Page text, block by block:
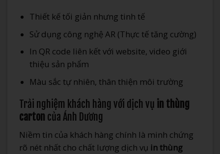
Thiết kế tối giản nhưng tinh tế
Sử dụng công nghệ AR (Thực tế tăng cường)
In QR code liên kết với website, video giới
thiệu sản phẩm
Màu sắc tự nhiên, thân thiện môi trường
Trải nghiệm khách hàng với dịch vụ in thùng
carton của Ánh Dương
Niềm tin của khách hàng chính là minh chứng
rõ nét nhất cho chất lượng dịch vụ in thùng